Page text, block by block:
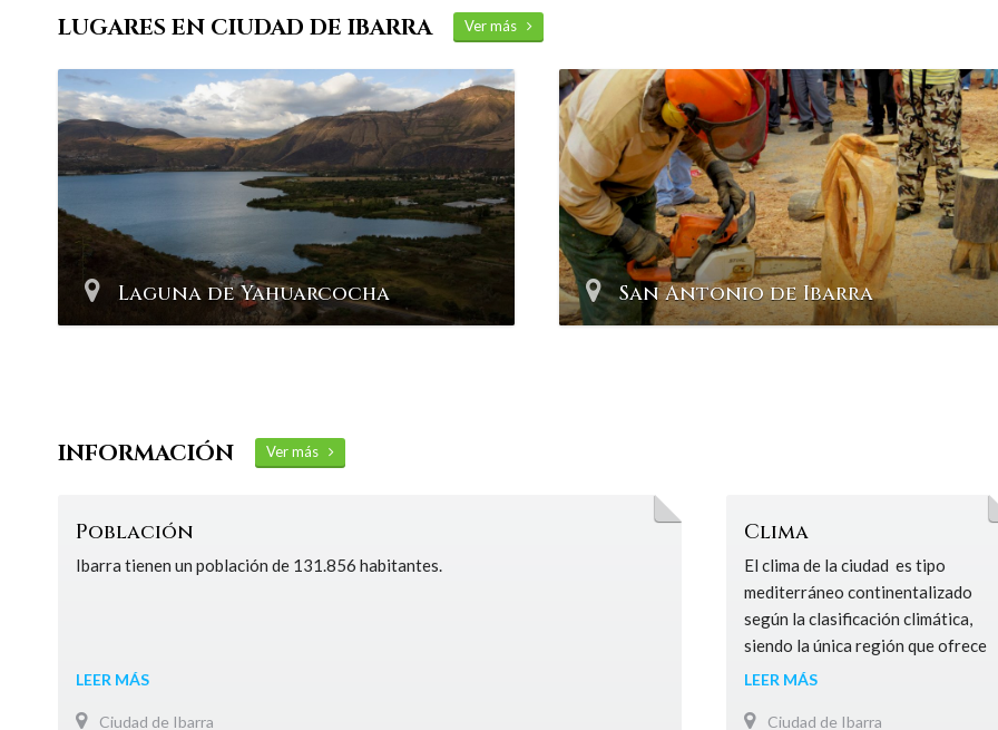
LUGARES EN CIUDAD DE IBARRA Ver más
Laguna de Yahuarcocha San Antonio de Ibarra
INFORMACIÓN Ver más
Población
Ibarra tienen un población de 131.856 habitantes.
LEER MÁS
Ciudad de Ibarra
Clima
El clima de la ciudad es tipo
mediterráneo continentalizado
según la clasificación climática,
siendo la única región que ofrece
este tipo de clima en Ecuador y el
presenta como templado seco-
LEER MÁS
Ciudad de Ibarra